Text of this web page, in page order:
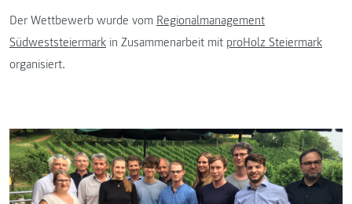
Der Wettbewerb wurde vom Regionalmanagement
Südweststeiermark in Zusammenarbeit mit proHolz Steiermark
organisiert.